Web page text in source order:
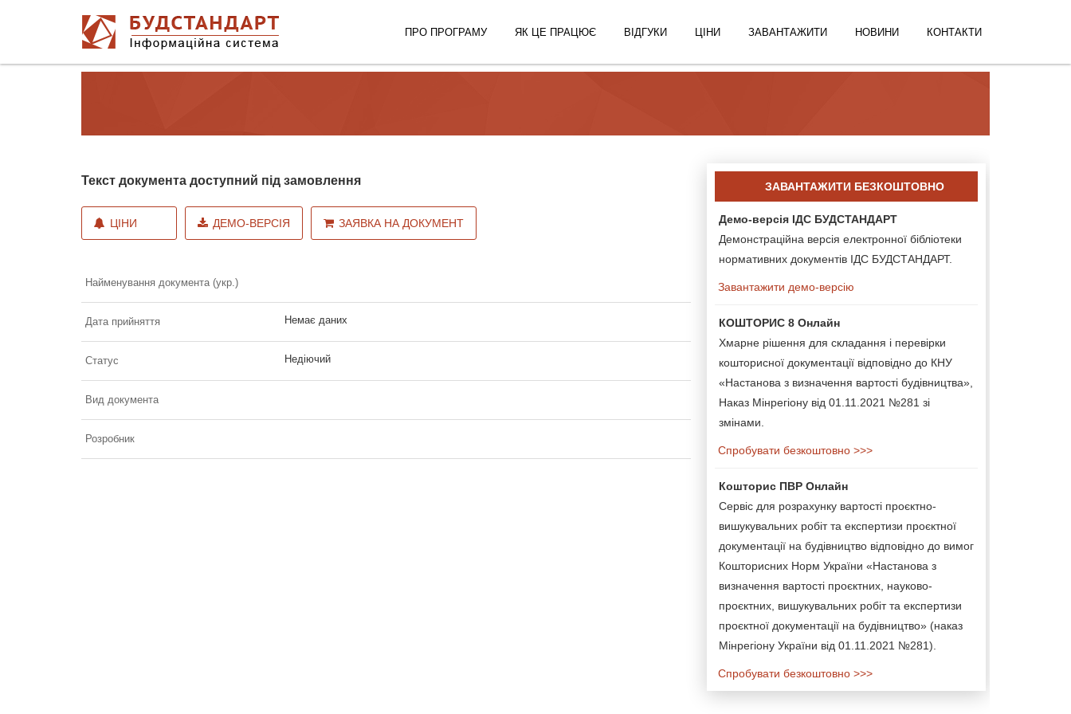
ПРО ПРОГРАМУ ЯК ЦЕ ПРАЦЮЄ ВІДГУКИ ЦІНИ ЗАВАНТАЖИТИ НОВИНИ КОНТАКТИ
Текст документа доступний під замовлення
ЦІНИ ДЕМО-ВЕРСІЯ ЗАЯВКА НА ДОКУМЕНТ
Найменування документа (укр.)
Дата прийняття Немає даних
Статус Недіючий
Вид документа
Розробник
ЗАВАНТАЖИТИ БЕЗКОШТОВНО
Демо-версія ІДС БУДСТАНДАРТ
Демонстраційна версія електронної бібліотеки
нормативних документів ІДС БУДСТАНДАРТ.
Завантажити демо-версію
КОШТОРИС 8 Онлайн
Хмарне рішення для складання і перевірки
кошторисної документації відповідно до КНУ
«Настанова з визначення вартості будівництва»,
Наказ Мінрегіону від 01.11.2021 №281 зі
змінами.
Спробувати безкоштовно >>>
Кошторис ПВР Онлайн
Сервіс для розрахунку вартості проєктно-
вишукувальних робіт та експертизи проєктної
документації на будівництво відповідно до вимог
Кошторисних Норм України «Настанова з
визначення вартості проєктних, науково-
проєктних, вишукувальних робіт та експертизи
проєктної документації на будівництво» (наказ
Мінрегіону України від 01.11.2021 №281).
Спробувати безкоштовно >>>